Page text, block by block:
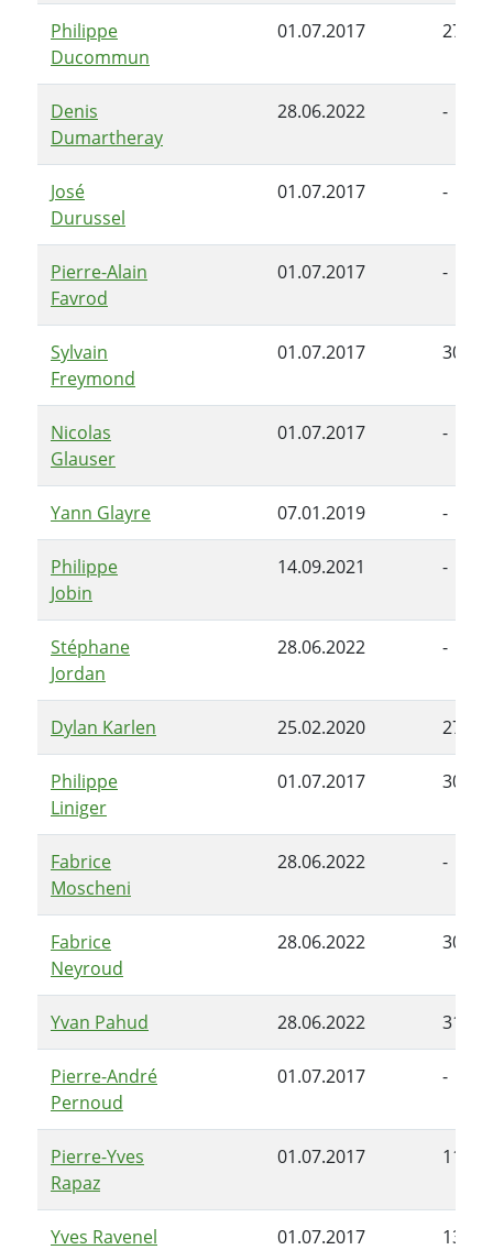
Philippe
Ducommun
01.07.2017
Denis
Dumartheray
28.06.2022 -
José
Durussel
01.07.2017 -
Pierre-Alain
Favrod
01.07.2017 -
Sylvain
Freymond
01.07.2017
Nicolas
Glauser
01.07.2017 -
Yann Glayre 07.01.2019 -
Philippe
Jobin
14.09.2021 -
Stéphane
Jordan
28.06.2022 -
Dylan Karlen 25.02.2020
Philippe
Liniger
01.07.2017
Fabrice
Moscheni
28.06.2022 -
Fabrice
Neyroud
28.06.2022
Yvan Pahud 28.06.2022
Pierre-André
Pernoud
01.07.2017 -
Pierre-Yves
Rapaz
01.07.2017
Yves Ravenel 01.07.2017